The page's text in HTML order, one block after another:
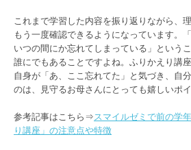
これまで学習した内容を振り返りながら、
もう一度確認できるようになっています。
いつの間にか忘れてしまっている」という
誰にでもあることですよね。ふりかえり講
自身が「あ、ここ忘れてた」と気づき、自
のは、見守るお母さんにとっても嬉しいポ
参考記事はこちら⇒スマイルゼミで前の学
り講座」の注意点や特徴